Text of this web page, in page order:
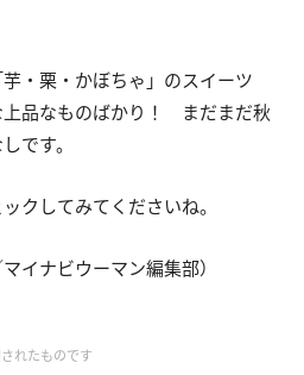
・栗・かぼちゃ」のスイーツ
上品なものばかり！ まだまだ秋
です。
クしてみてくださいね。
イナビウーマン編集部）
れたものです